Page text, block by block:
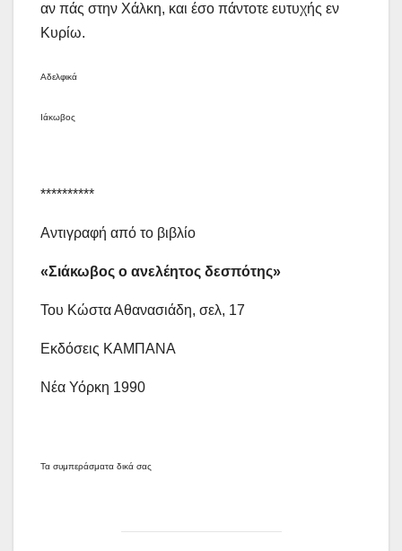
αν πάς στην Χάλκη, και έσο πάντοτε ευτυχής εν
Κυρίω.
Αδελφικά
Ιάκωβος
**********
Αντιγραφή από το βιβλίο
«Σιάκωβος ο ανελέητος δεσπότης»
Του Κώστα Αθανασιάδη, σελ, 17
Εκδόσεις ΚΑΜΠΑΝΑ
Νέα Υόρκη 1990
Τα συμπεράσματα δικά σας